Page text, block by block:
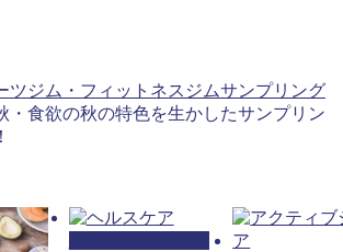
ツジム・フィットネスジムサンプリング
・食欲の秋の特色を生かしたサンプリン
ジム・スポーツジ